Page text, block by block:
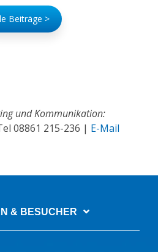
Beiträge >
und Kommunikation:
08861 215-236 | E-Mail
& BESUCHER